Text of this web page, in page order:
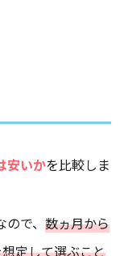
安いかを比較しま
で、 数ヵ月から
定して選ぶこと